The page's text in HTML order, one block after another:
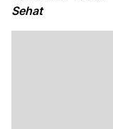
Sehat